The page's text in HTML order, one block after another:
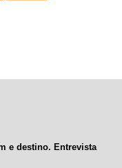
e destino. Entrevista